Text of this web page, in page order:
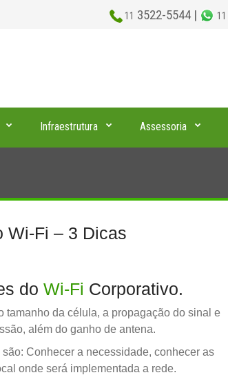
11 3522-5544 | 11
Infraestrutura Assessoria
Wi-Fi – 3 Dicas
do Wi-Fi Corporativo.
tamanho da célula, a propagação do sinal e
além do ganho de antena.
Conhecer a necessidade, conhecer as
onde será implementada a rede.